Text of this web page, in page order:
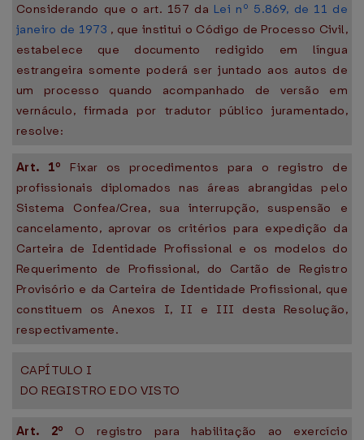
Considerando que o art. 157 da Lei nº 5.869, de 11 de
janeiro de 1973 , que institui o Código de Processo Civil,
estabelece que documento redigido em língua
estrangeira somente poderá ser juntado aos autos de
um processo quando acompanhado de versão em
vernáculo, firmada por tradutor público juramentado,
resolve:
Art. 1º Fixar os procedimentos para o registro de
profissionais diplomados nas áreas abrangidas pelo
Sistema Confea/Crea, sua interrupção, suspensão e
cancelamento, aprovar os critérios para expedição da
Carteira de Identidade Profissional e os modelos do
Requerimento de Profissional, do Cartão de Registro
Provisório e da Carteira de Identidade Profissional, que
constituem os Anexos I, II e III desta Resolução,
respectivamente.
CAPÍTULO I
DO REGISTRO E DO VISTO
Art. 2º O registro para habilitação ao exercício